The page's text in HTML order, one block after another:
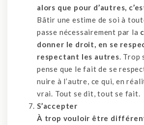
alors que pour d’autres,
Bâtir une estime de soi à
passe nécessairement par la
donner le droit, en se
respectant les autres .
pense que le fait de se
nuire à l’autre, ce qui, en
vrai. Tout se dit, tout se fait.
S’accepter
À trop vouloir être